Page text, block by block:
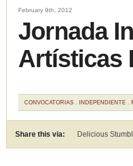
February 9th, 2012
Jornada
Artísticas
CONVOCATORIAS . INDEPENDIENTE .
Share this via: Delicious